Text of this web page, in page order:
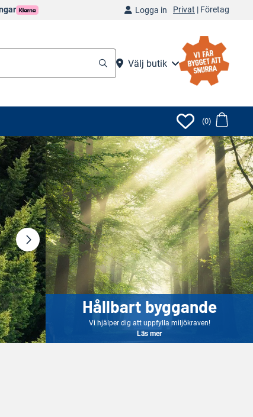
Logga in Privat | Företag
Välj butik
(0)
Hållbart byggande
Vi hjälper dig att uppfylla miljökraven!
Läs mer